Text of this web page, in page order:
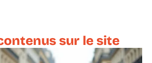
sur le site